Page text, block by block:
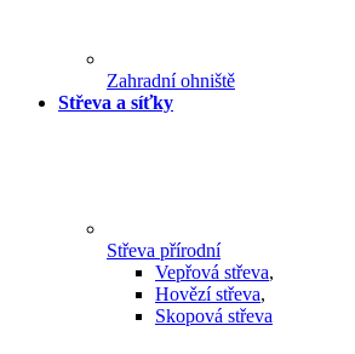
Zahradní ohniště
Střeva a síťky
Střeva přírodní
Vepřová střeva,
Hovězí střeva,
Skopová střeva